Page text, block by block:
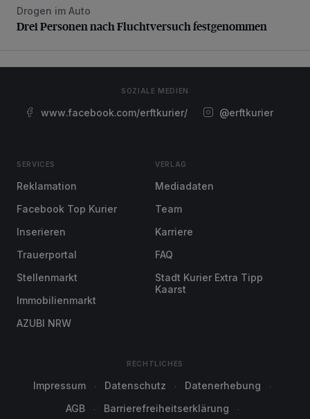
Drei Personen nach Fluchtversuch festgenommen
Drogen im Auto
Drei Personen nach Fluchtversuch festgenommen
SOZIALE MEDIEN
www.facebook.com/erftkurier/ @erftkurier
SERVICES
Reklamation
Facebook Top Kurier
Inserieren
Trauerportal
Stellenmarkt
Immobilienmarkt
AZUBI NRW
VERLAG
Mediadaten
Team
Karriere
FAQ
Stadt Kurier Extra Tipp
Kaarst
RECHTLICHES
Impressum Datenschutz
Datenerhebung
AGB
Barrierefreiheitserklärung